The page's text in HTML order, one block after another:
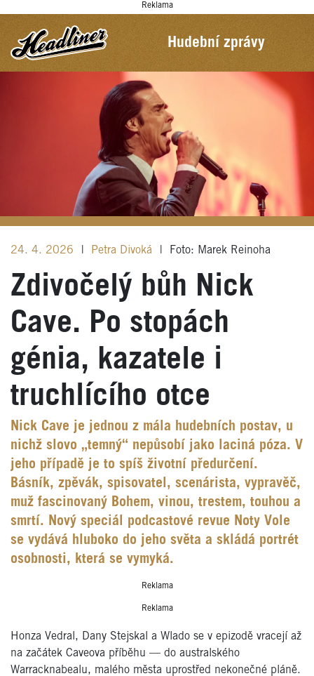
Reklama
Hudební zprávy
24. 4. 2026 Petra Divoká Foto: Marek Reinoha
Zdivočelý bůh Nick
Cave. Po stopách
génia, kazatele i
truchlícího otce
Nick Cave je jednou z mála hudebních postav, u
nichž slovo „temný“ nepůsobí jako laciná póza. V
jeho případě je to spíš životní předurčení.
Básník, zpěvák, spisovatel, scenárista, vypravěč,
muž fascinovaný Bohem, vinou, trestem, touhou a
smrtí. Nový speciál podcastové revue Noty Vole
se vydává hluboko do jeho světa a skládá portrét
osobnosti, která se vymyká.
Reklama
Reklama
Honza Vedral, Dany Stejskal a Wlado se v epizodě vracejí až
na začátek Caveova příběhu — do australského
Warracknabealu, malého města uprostřed nekonečné pláně.